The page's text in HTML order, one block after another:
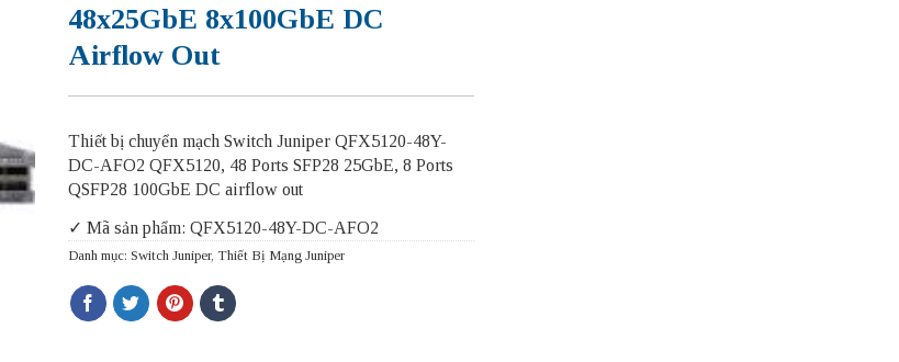
48x25GbE 8x100GbE DC
Airflow Out
Thiết bị chuyển mạch Switch Juniper QFX5120-48Y-
DC-AFO2 QFX5120, 48 Ports SFP28 25GbE, 8 Ports
QSFP28 100GbE DC airflow out
✓ Mã sản phẩm: QFX5120-48Y-DC-AFO2
Danh mục: Switch Juniper, Thiết Bị Mạng Juniper